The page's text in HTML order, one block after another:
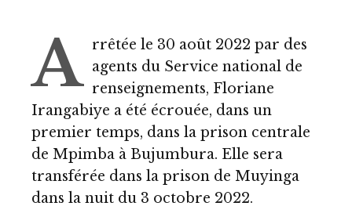
A rrêtée le 30 août 2022 par des
agents du Service national de
renseignements, Floriane
Irangabiye a été écrouée, dans un
premier temps, dans la prison centrale
de Mpimba à Bujumbura. Elle sera
transférée dans la prison de Muyinga
dans la nuit du 3 octobre 2022.